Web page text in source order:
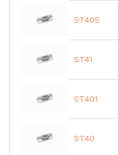
ST405
ST41
ST401
ST40